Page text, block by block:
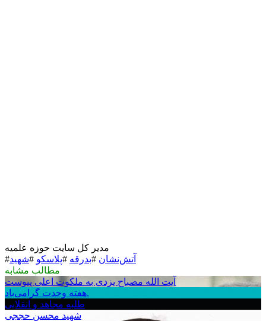
مدیر کل سایت حوزه علمیه
#
آتش‌نشان #بدرقه #پلاسکو #شهید
مطالب مشابه
آیت الله مصباح یزدی به ملکوت اعلی پیوست
هفته وحدت گرامی‌باد.
طلبه مجاهد و انقلابی
شهید محسن حججی